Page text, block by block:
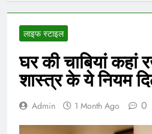
लाइफ स्टाइल
घर की चाबियां कहां
शास्त्र के ये नियम
Admin 1 Month Ago 0